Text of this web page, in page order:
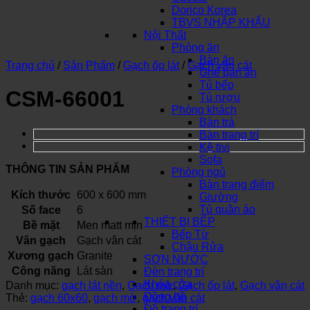
Dorico Korea
TBVS NHẬP KHẨU
Nội Thất
Phòng ăn
Bàn ăn
Ghế bàn ăn
Tủ bếp
Tủ rượu
Phòng khách
Bàn trà
Bàn trang trí
Kệ tivi
Sofa
Phòng ngủ
Bàn trang điểm
Giường
Tủ quần áo
THIẾT BỊ BẾP
Bếp Từ
Chậu Rửa
SƠN NƯỚC
Đèn trang trí
Khóa cửa
Đồng hồ
Trang chủ / Sản Phẩm / Gạch ốp lát / Gạch vân cát
CSM-66001
THÔNG TIN SẢN PHẨM
Kích thước
600 x 600 mm
Số face
6
Bề mặt
Men matt mịn
Vân gạch
Gạch vân cát
Xương gạch Granite
Công năng
Lát sàn
Danh mục: gạch lát nền, Gạch mờ,Gạch ốp lát, Gạch vân cát
Thẻ: gạch 60x60, gạch mờ, gạch vân cát